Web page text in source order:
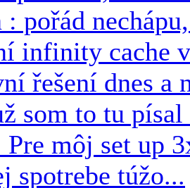
pořád
infinity cache
řešení dnes a
som to tu
môj set up
spotrebe túžo...